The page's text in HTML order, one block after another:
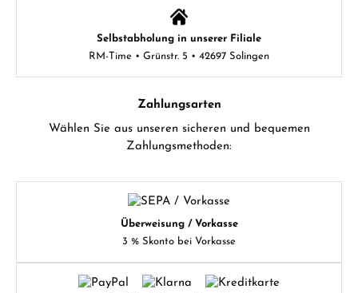
Selbstabholung in unserer Filiale
RM-Time • Grünstr. 5 • 42697 Solingen
Zahlungsarten
Wählen Sie aus unseren sicheren und bequemen
Zahlungsmethoden:
Überweisung / Vorkasse
3 % Skonto bei Vorkasse